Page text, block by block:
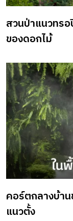
สวนป่าแนวทร
ของดอกไม้
คอร์ตกลางบ้า
แนวตั้ง